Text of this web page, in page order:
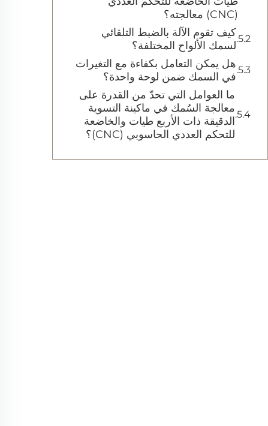
(CNC) معالجته؟
كيف تقوم الآلة بالضبط التلقائي
لسمك الألواح المختلفة؟
هل يمكن التعامل بكفاءة مع التغيرات
في السمك ضمن لوحة واحدة؟
ما العوامل التي تحدّ من القدرة على
معالجة السُمك في ماكينة التسوية
الدقيقة ذات الأربع طيات والخاضعة
للتحكم العددي الحاسوبي (CNC)؟